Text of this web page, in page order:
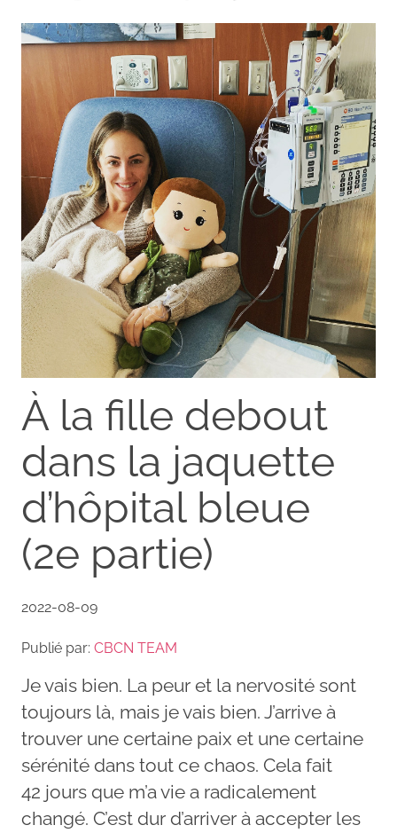
À la fille debout
dans la jaquette
d’hôpital bleue
(2e partie)
2022-08-09
Publié par: CBCN TEAM
Je vais bien. La peur et la nervosité sont
toujours là, mais je vais bien. J’arrive à
trouver une certaine paix et une certaine
sérénité dans tout ce chaos. Cela fait
42 jours que m’a vie a radicalement
changé. C’est dur d’arriver à accepter les